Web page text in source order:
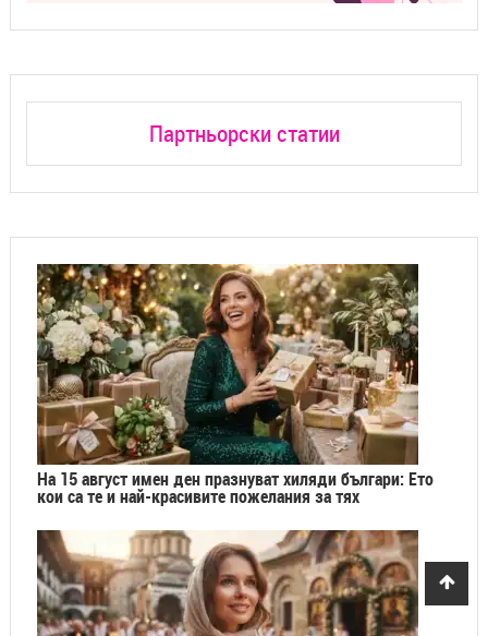
Партньорски статии
На 15 август имен ден празнуват хиляди българи: Ето
кои са те и най-красивите пожелания за тях